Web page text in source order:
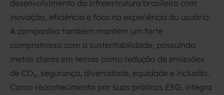
desenvolvimento da infraestrutura brasileira com
inovação, eficiência e foco na experiência do usuário.
A companhia também mantém um forte
compromisso com a sustentabilidade, possuindo
metas claras em temas como redução de emissões
de CO₂, segurança, diversidade, equidade e inclusão.
Como reconhecimento por suas práticas ESG, integra